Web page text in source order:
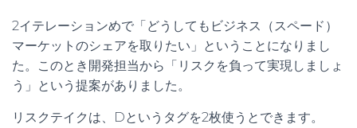
2イテレーションめで「どうしてもビジネス（スペード）
マーケットのシェアを取りたい」ということになりまし
た。このとき開発担当から「リスクを負って実現しましょ
う」という提案がありました。
リスクテイクは、Dというタグを2枚使うとできます。